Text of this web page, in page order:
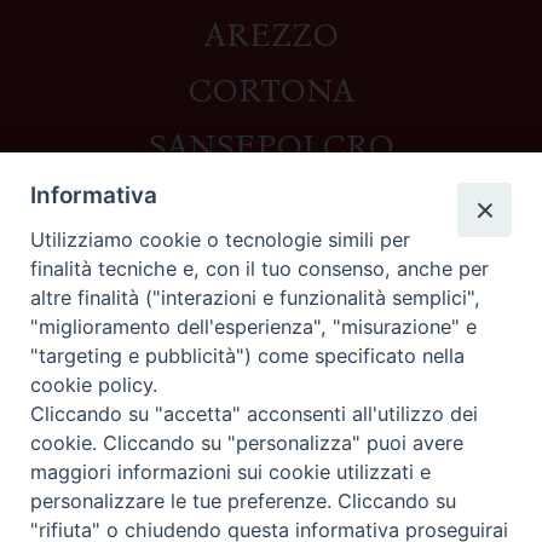
AREZZO
CORTONA
SANSEPOLCRO
Contatti
Piazza del Duomo,1 - 52100 Arezzo
segreteria@diocesi.arezzo.it
Informativa privacy
Seguici su
Informativa
Utilizziamo cookie o tecnologie simili per
finalità tecniche e, con il tuo consenso, anche per
altre finalità ("interazioni e funzionalità semplici",
"miglioramento dell'esperienza", "misurazione" e
"targeting e pubblicità") come specificato nella
cookie policy.
Cliccando su "accetta" acconsenti all'utilizzo dei
cookie. Cliccando su "personalizza" puoi avere
maggiori informazioni sui cookie utilizzati e
personalizzare le tue preferenze. Cliccando su
"rifiuta" o chiudendo questa informativa proseguirai